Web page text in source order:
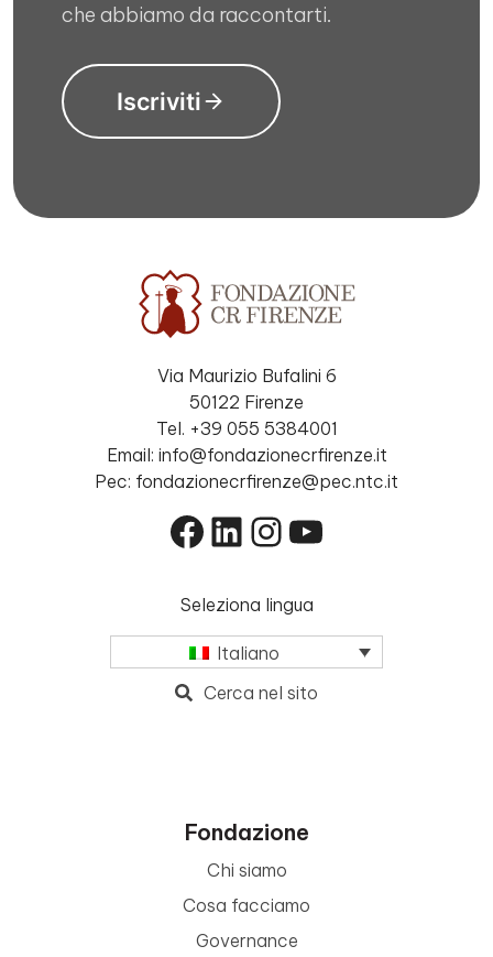
che abbiamo da raccontarti.
Iscriviti
Via Maurizio Bufalini 6
50122 Firenze
Tel. +39 055 5384001
Email: info@fondazionecrfirenze.it
Pec: fondazionecrfirenze@pec.ntc.it
Facebook
LinkedIn
Instagram
YouTube
Seleziona lingua
Italiano
Cerca nel sito
Fondazione
Chi siamo
Cosa facciamo
Governance